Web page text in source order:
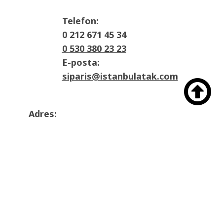

Telefon:
0 212 671 45 34
0 530 380 23 23
E-posta:
siparis@istanbulatak.com
Adres: